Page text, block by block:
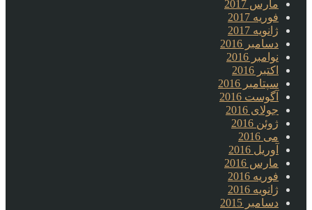
مارس 2017
فوریه 2017
ژانویه 2017
دسامبر 2016
نوامبر 2016
اکتبر 2016
سپتامبر 2016
آگوست 2016
جولای 2016
ژوئن 2016
می 2016
آوریل 2016
مارس 2016
فوریه 2016
ژانویه 2016
دسامبر 2015